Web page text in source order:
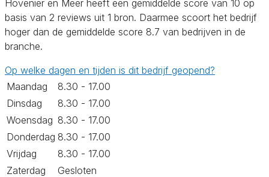
Hovenier en Meer heeft een gemiddelde score van 10 op
basis van 2 reviews uit 1 bron. Daarmee scoort het bedrijf
hoger dan de gemiddelde score 8.7 van bedrijven in de
branche.
Op welke dagen en tijden is dit bedrijf geopend?
Maandag
8.30 - 17.00
Dinsdag
8.30 - 17.00
Woensdag 8.30 - 17.00
Donderdag 8.30 - 17.00
Vrijdag
8.30 - 17.00
Zaterdag
Gesloten